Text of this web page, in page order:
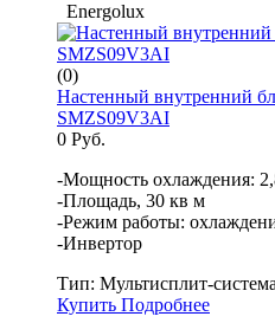
Energolux
(0)
Настенный внутренний
SMZS09V3AI
0 Руб.
-Мощность охлаждения:
-Площадь, 30 кв м
-Режим работы:
-Инвертор
Тип: Мультисплит-система
Купить Подробнее